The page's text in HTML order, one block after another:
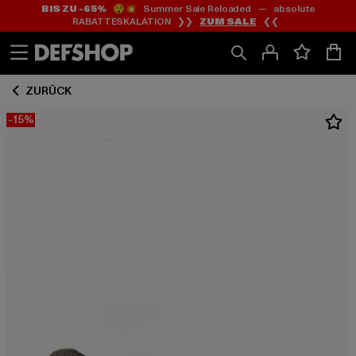
Zum
Inhalt
springen
Zum
Fußzeile
springen
BIS ZU -65%😲💥 Summer Sale Reloaded — absolute
RABATTESKALATION ❯❯ ZUM SALE ❮❮
ZURÜCK
-15%